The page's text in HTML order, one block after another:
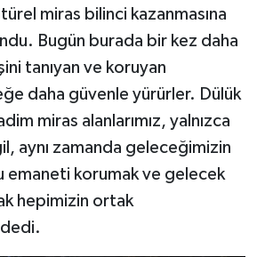
miras bilinci kazanmasına
Bugün burada bir kez daha
tanıyan ve koruyan
daha güvenle yürürler. Dülük
miras alanlarımız, yalnızca
aynı zamanda geleceğimizin
emaneti korumak ve gelecek
hepimizin ortak